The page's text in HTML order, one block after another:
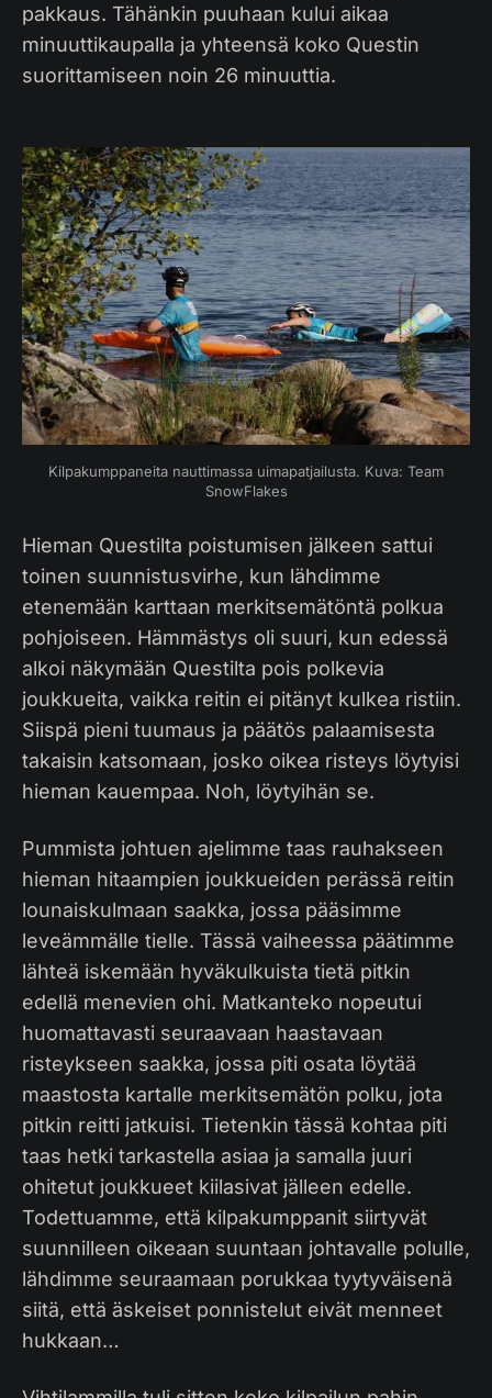
pakkaus. Tähänkin puuhaan kului aikaa
minuuttikaupalla ja yhteensä koko Questin
suorittamiseen noin 26 minuuttia.
Kilpakumppaneita nauttimassa uimapatjailusta. Kuva: Team
SnowFlakes
Hieman Questilta poistumisen jälkeen sattui
toinen suunnistusvirhe, kun lähdimme
etenemään karttaan merkitsemätöntä polkua
pohjoiseen. Hämmästys oli suuri, kun edessä
alkoi näkymään Questilta pois polkevia
joukkueita, vaikka reitin ei pitänyt kulkea ristiin.
Siispä pieni tuumaus ja päätös palaamisesta
takaisin katsomaan, josko oikea risteys löytyisi
hieman kauempaa. Noh, löytyihän se.
Pummista johtuen ajelimme taas rauhakseen
hieman hitaampien joukkueiden perässä reitin
lounaiskulmaan saakka, jossa pääsimme
leveämmälle tielle. Tässä vaiheessa päätimme
lähteä iskemään hyväkulkuista tietä pitkin
edellä menevien ohi. Matkanteko nopeutui
huomattavasti seuraavaan haastavaan
risteykseen saakka, jossa piti osata löytää
maastosta kartalle merkitsemätön polku, jota
pitkin reitti jatkuisi. Tietenkin tässä kohtaa piti
taas hetki tarkastella asiaa ja samalla juuri
ohitetut joukkueet kiilasivat jälleen edelle.
Todettuamme, että kilpakumppanit siirtyvät
suunnilleen oikeaan suuntaan johtavalle polulle,
lähdimme seuraamaan porukkaa tyytyväisenä
siitä, että äskeiset ponnistelut eivät menneet
hukkaan…